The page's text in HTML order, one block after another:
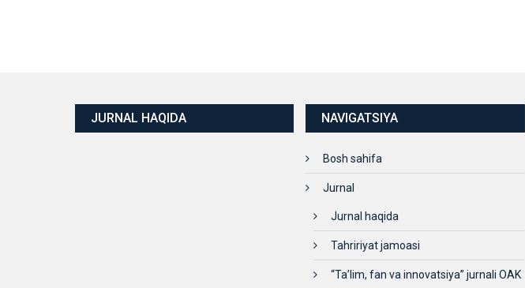
JURNAL HAQIDA NAVIGATSIYA
Bosh sahifa
Jurnal
Jurnal haqida
Tahririyat jamoasi
“Ta’lim, fan va innovatsiya” jurnali OAK